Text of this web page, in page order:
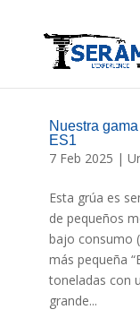
Nuestra
ES1
7 Feb 2025 |
Esta grúa es
de pequeños
bajo consumo
más pequeña
toneladas con
grande...